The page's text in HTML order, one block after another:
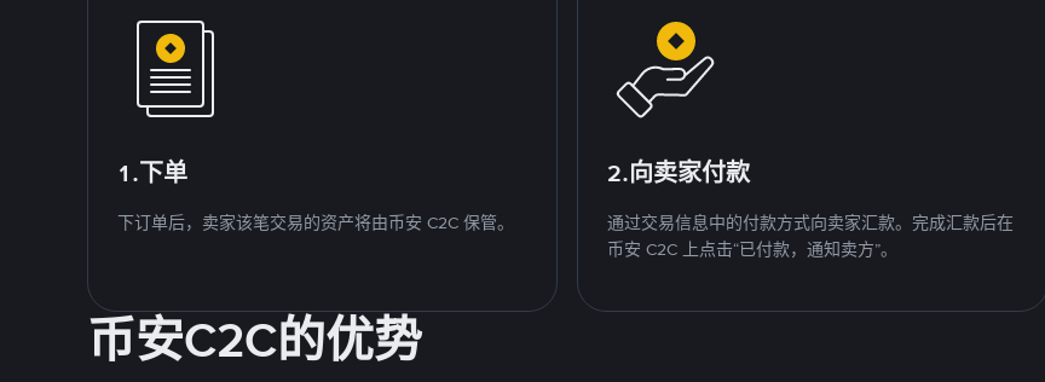
1.下单
下订单后，卖家该笔交易的资产将由币安 C2C 保管。
2.向卖家付款
通过交易信息中的付款方式向卖家汇款。完成汇款后在
币安 C2C 上点击“已付款，通知卖方”。
币安C2C的优势